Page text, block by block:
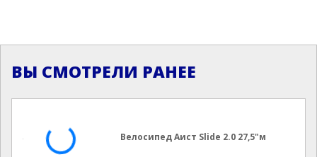
ВЫ СМОТРЕЛИ РАНЕЕ
Велосипед Аист Slide 2.0 27,5"м